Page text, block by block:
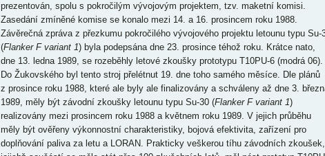
prezentován, spolu s pokročilým vývojovým projektem, tzv. maketní komisi.
Zasedání zmíněné komise se konalo mezi 14. a 16. prosincem roku 1988.
Závěrečná zpráva z přezkumu pokročilého vývojového projektu letounu typu Su-
(Flanker F variant 1) byla podepsána dne 23. prosince téhož roku. Krátce nato,
dne 13. ledna 1989, se rozeběhly letové zkoušky prototypu T10PU-6 (modrá 06).
Do Žukovského byl tento stroj přelétnut 19. dne toho samého měsíce. Dle plánů
z prosince roku 1988, které ale byly ale finalizovány a schváleny až dne 3.
1989, měly být závodní zkoušky letounu typu Su-30 (Flanker F variant 1)
realizovány mezi prosincem roku 1988 a květnem roku 1989. V jejich průběhu
měly být ověřeny výkonnostní charakteristiky, bojová efektivita, zařízení pro
doplňování paliva za letu a LORAN. Prakticky veškerou tíhu závodních zkoušek,